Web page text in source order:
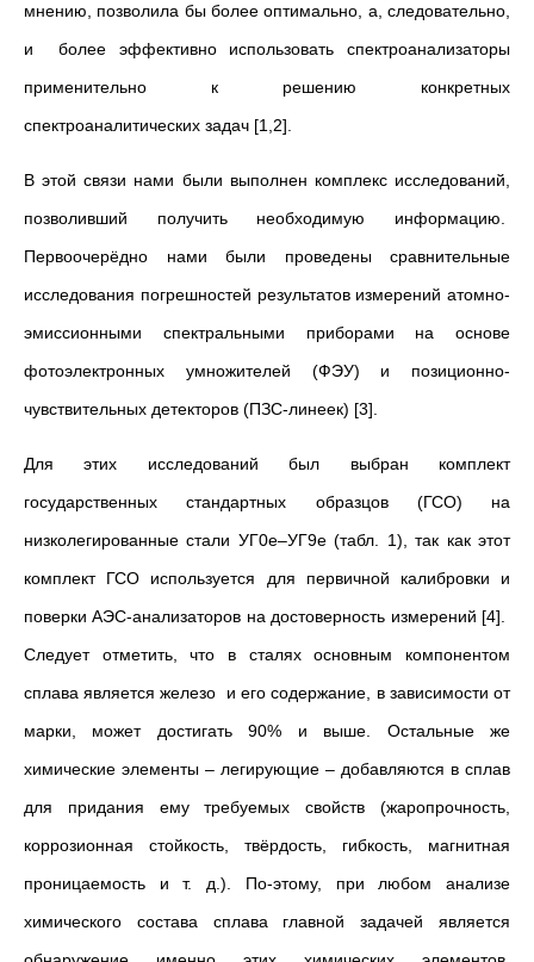
мнению, позволила бы более оптимально, а, следовательно,
и более эффективно использовать спектроанализаторы
применительно к решению конкретных
спектроаналитических задач [1,2].
В этой связи нами были выполнен комплекс исследований,
позволивший получить необходимую информацию.
Первоочерёдно нами были проведены сравнительные
исследования погрешностей результатов измерений атомно-
эмиссионными спектральными приборами на основе
фотоэлектронных умножителей (ФЭУ) и позиционно-
чувствительных детекторов (ПЗС-линеек) [3].
Для этих исследований был выбран комплект
государственных стандартных образцов (ГСО) на
низколегированные стали УГ0е–УГ9е (табл. 1), так как этот
комплект ГСО используется для первичной калибровки и
поверки АЭС-анализаторов на достоверность измерений [4].
Следует отметить, что в сталях основным компонентом
сплава является железо и его содержание, в зависимости от
марки, может достигать 90% и выше. Остальные же
химические элементы – легирующие – добавляются в сплав
для придания ему требуемых свойств (жаропрочность,
коррозионная стойкость, твёрдость, гибкость, магнитная
проницаемость и т. д.). По-этому, при любом анализе
химического состава сплава главной задачей является